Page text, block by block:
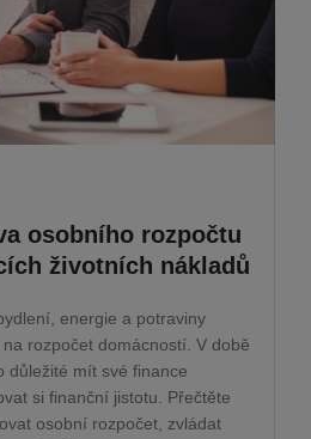
osobního rozpočtu
životních nákladů
energie a potraviny
rozpočet domácností. V době
důležité mít své finance
si finanční jistotu. Přečtěte
osobní rozpočet, zvládat